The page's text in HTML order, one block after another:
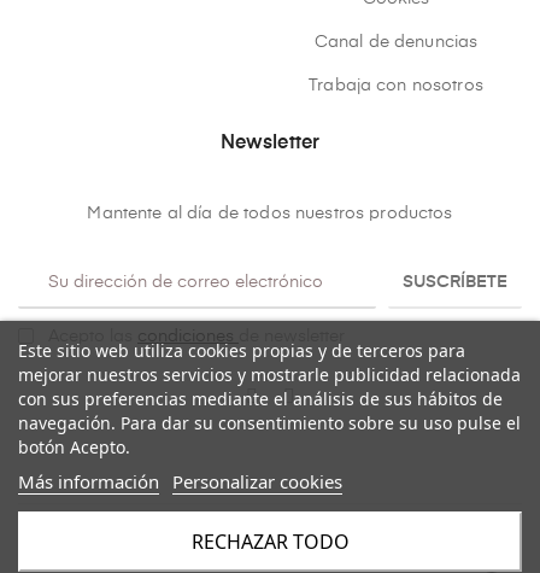
Canal de denuncias
Trabaja con nosotros
Newsletter
Mantente al día de todos nuestros productos
SUSCRÍBETE
condiciones
Mulaya. Todos los derechos reservados.
Este sitio web utiliza cookies propias y de terceros para
mejorar nuestros servicios y mostrarle publicidad relacionada
con sus preferencias mediante el análisis de sus hábitos de
navegación. Para dar su consentimiento sobre su uso pulse el
botón Acepto.
Más información Personalizar cookies
RECHAZAR TODO